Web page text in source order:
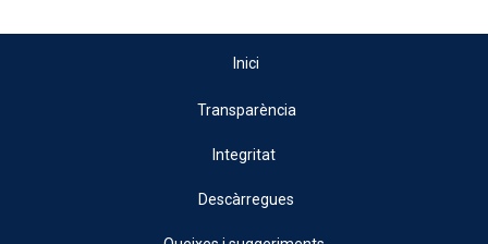
Inici
Transparència
Integritat
Descàrregues